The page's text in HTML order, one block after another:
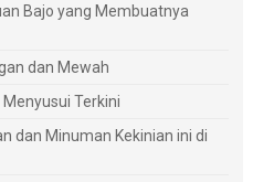
Bajo yang Membuatnya
dan Mewah
Terkini
dan Minuman Kekinian ini di